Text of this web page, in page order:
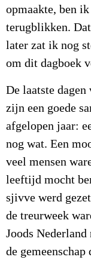
opmaakte, ben
terugblikken.
later zat ik nog
om dit dagboek
De laatste
zijn een goede
afgelopen jaar:
nog wat. Een
veel mensen
leeftijd mocht
sjivve werd
de treurweek
Joods
de